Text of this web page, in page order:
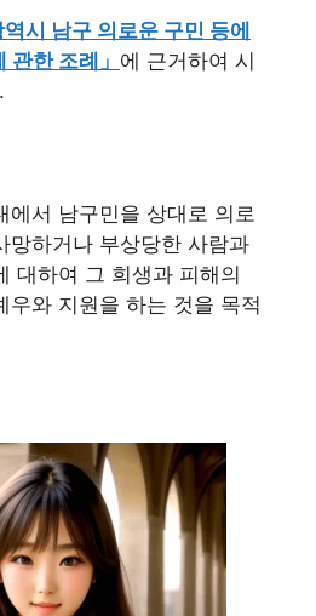
역시 남구 의로운 구민 등에
한 조례」 에 근거하여 시
에서 남구민을 상대로 의로
망하거나 부상당한 사람과
대하여 그 희생과 피해의
우와 지원을 하는 것을 목적